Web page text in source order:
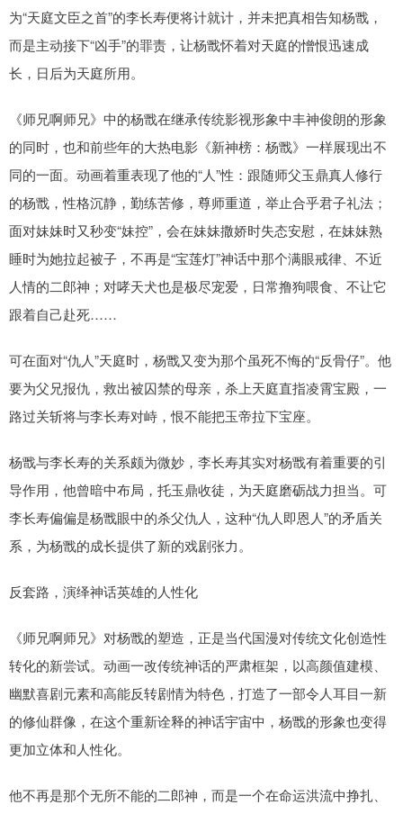
为“天庭文臣之首”的李长寿便将计就计，并未把真相告知杨戬，
而是主动接下“凶手”的罪责，让杨戬怀着对天庭的憎恨迅速成
长，日后为天庭所用。
《师兄啊师兄》中的杨戬在继承传统影视形象中丰神俊朗的形象
的同时，也和前些年的大热电影《新神榜：杨戬》一样展现出不
同的一面。动画着重表现了他的“人”性：跟随师父玉鼎真人修行
的杨戬，性格沉静，勤练苦修，尊师重道，举止合乎君子礼法；
面对妹妹时又秒变“妹控”，会在妹妹撒娇时失态安慰，在妹妹熟
睡时为她拉起被子，不再是“宝莲灯”神话中那个满眼戒律、不近
人情的二郎神；对哮天犬也是极尽宠爱，日常撸狗喂食、不让它
跟着自己赴死……
可在面对“仇人”天庭时，杨戬又变为那个虽死不悔的“反骨仔”。他
要为父兄报仇，救出被囚禁的母亲，杀上天庭直指凌霄宝殿，一
路过关斩将与李长寿对峙，恨不能把玉帝拉下宝座。
杨戬与李长寿的关系颇为微妙，李长寿其实对杨戬有着重要的引
导作用，他曾暗中布局，托玉鼎收徒，为天庭磨砺战力担当。可
李长寿偏偏是杨戬眼中的杀父仇人，这种“仇人即恩人”的矛盾关
系，为杨戬的成长提供了新的戏剧张力。
反套路，演绎神话英雄的人性化
《师兄啊师兄》对杨戬的塑造，正是当代国漫对传统文化创造性
转化的新尝试。动画一改传统神话的严肃框架，以高颜值建模、
幽默喜剧元素和高能反转剧情为特色，打造了一部令人耳目一新
的修仙群像，在这个重新诠释的神话宇宙中，杨戬的形象也变得
更加立体和人性化。
他不再是那个无所不能的二郎神，而是一个在命运洪流中挣扎、